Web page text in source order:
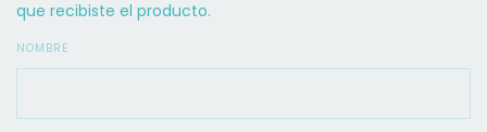
que recibiste el producto.
NOMBRE